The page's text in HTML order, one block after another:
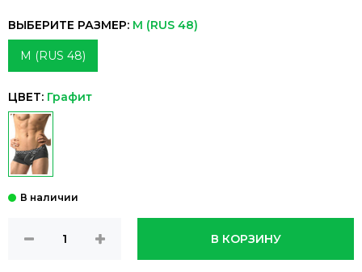
ВЫБЕРИТЕ РАЗМЕР: M (RUS 48)
M (RUS 48)
ЦВЕТ: Графит
В КОРЗИНУ